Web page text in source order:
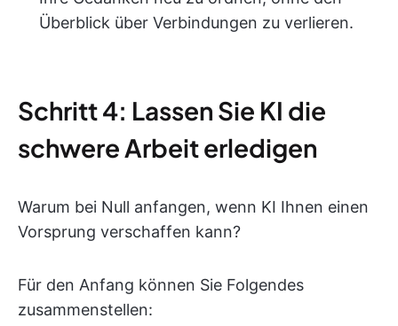
Überblick über Verbindungen zu verlieren.
Schritt 4: Lassen Sie KI die
schwere Arbeit erledigen
Warum bei Null anfangen, wenn KI Ihnen einen
Vorsprung verschaffen kann?
Für den Anfang können Sie Folgendes
zusammenstellen: